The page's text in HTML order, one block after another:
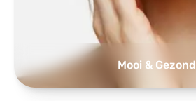
Mooi & Gezond